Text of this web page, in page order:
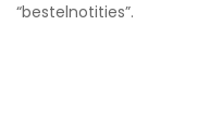
“bestelnotities”.